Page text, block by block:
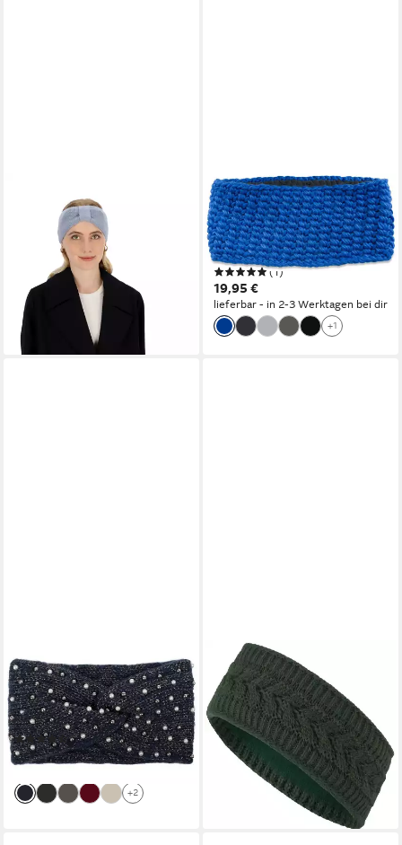
Stirnband mit Riegel Made in
Germany!
25,00 € 39,99 €
lieferbar - in 3-4 Werktagen bei dir
STYLEBREAKER
Stirnband Breites Grob
Gehäkeltes Stirnband
Einfarbig (1-St)
(1)
19,95 €
lieferbar - in 2-3 Werktagen bei dir
+1
STYLEBREAKER
Stirnband Strick Stirnband
Perlen Metallic Faden und
Knoten Detail (1-St)
(18)
18,95 €
+2
COMPAGNO
Stirnband (1-St) Stirnband
gefüttert Damen
Ohrenschützer Band
Kopfband Winter
19,90 €
lieferbar - in 4-5 Werktagen bei dir
+1